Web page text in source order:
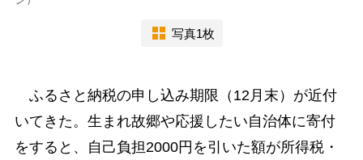
写真1枚
ふるさと納税の申し込み期限（12月末）が近付
いてきた。生まれ故郷や応援したい自治体に寄付
をすると、自己負担2000円を引いた額が所得税・